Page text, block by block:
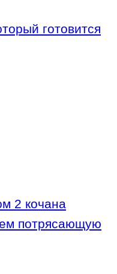
готовится
2 кочана
потрясающую